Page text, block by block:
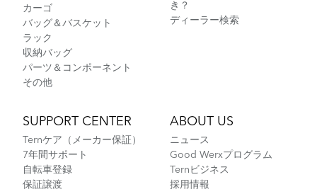
カーゴ
バッグ＆バスケット
ラック
収納バッグ
パーツ＆コンポーネント
その他
き？
ディーラー検索
SUPPORT CENTER
Ternケア（メーカー保証）
7年間サポート
自転車登録
保証譲渡
ABOUT US
ニュース
Good Werxプログラム
Ternビジネス
採用情報